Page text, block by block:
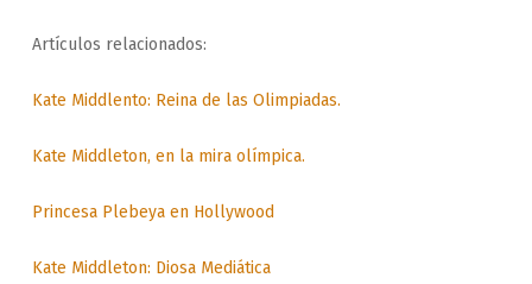
Artículos relacionados:
Kate Middlento: Reina de las Olimpiadas.
Kate Middleton, en la mira olímpica.
Princesa Plebeya en Hollywood
Kate Middleton: Diosa Mediática